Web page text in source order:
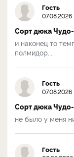
Гость
07.08.2026
Сорт дюка
и наконец то
полмидор...
Гость
07.08.2026
Сорт дюка
не было у меня
Гость